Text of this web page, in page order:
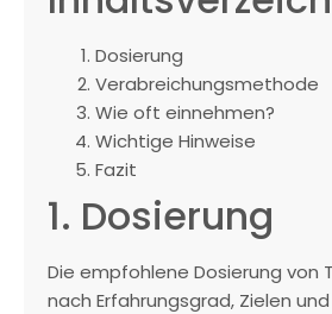
Dosierung
Verabreichungsmethode
Wie oft einnehmen?
Wichtige Hinweise
Fazit
1. Dosierung
Die empfohlene Dosierung von
nach Erfahrungsgrad, Zielen